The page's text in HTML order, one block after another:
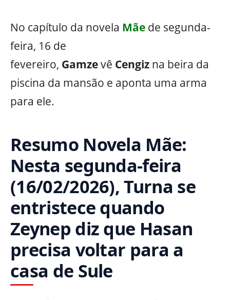
No capítulo da novela Mãe de segunda-
feira, 16 de
fevereiro, Gamzevê Cengiz na beira da
piscina da mansão e aponta uma arma
para ele.
Resumo Novela Mãe:
Nesta segunda-feira
(16/02/2026), Turna se
entristece quando
Zeynep diz que Hasan
precisa voltar para a
casa de Sule